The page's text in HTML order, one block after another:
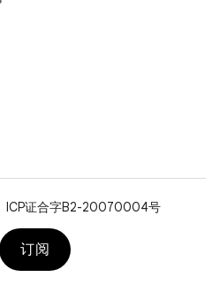
ICP证合字B2-20070004号
订阅